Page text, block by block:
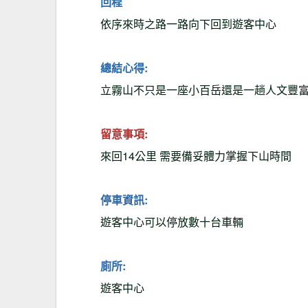
依序來時之路一路向下回到遊客中心
總結心得:
立霧山不只是一座小百岳還是一趟人文豐
留意事項:
來回14公里 需要備妥體力掌握下山時間
停車資訊:
遊客中心可以停放數十台車輛
廁所:
遊客中心